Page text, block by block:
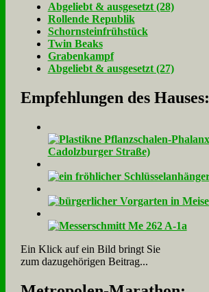
Ab­ge­liebt & aus­ge­setzt (28)
Rol­len­de Re­pu­blik
Schorn­stein­früh­stück
Twin Beaks
Gra­ben­kampf
Ab­ge­liebt & aus­ge­setzt (27)
Empfehlungen des Hauses:
Ein Klick auf ein Bild bringt Sie
zum dazugehörigen Beitrag...